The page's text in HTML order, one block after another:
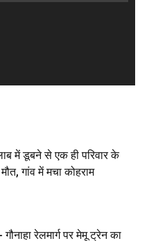
2026
गांजा के साथ बोलेरो ज़ब्त, दो
में डूबने से एक ही परिवार के
गांव में मचा कोहराम
रेलमार्ग पर मेमू ट्रेन का